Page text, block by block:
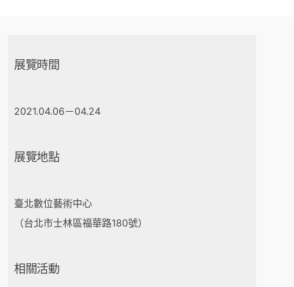
展覽時間
2021.04.06－04.24
展覽地點
臺北數位藝術中心
（台北市士林區福華路180號）
相關活動